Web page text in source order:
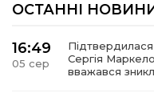
ОСТАННІ
16:49
05 сер
Підтвердилася
Сергія
вважався